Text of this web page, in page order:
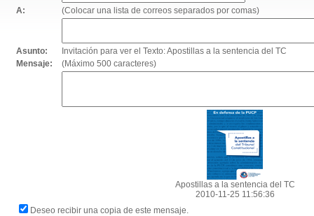
A: (Colocar una lista de correos separados por comas)
Asunto:
Invitación para ver el Texto: Apostillas a la sentencia del TC
Mensaje:
(Máximo 500 caracteres)
Apostillas a la sentencia del TC
2010-11-25 11:56:36
Deseo recibir una copia de este mensaje.